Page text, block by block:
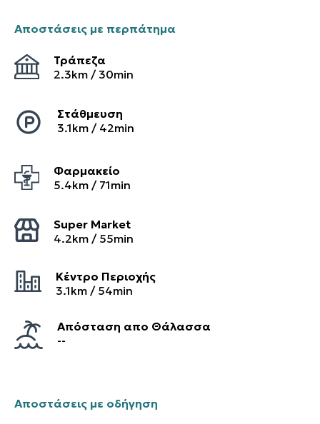
Αποστάσεις με περπάτημα
Τράπεζα
2.3km / 30min
Στάθμευση
3.1km / 42min
Φαρμακείο
5.4km / 71min
Super Market
4.2km / 55min
Κέντρο Περιοχής
3.1km / 54min
Απόσταση απο Θάλασσα
--
Αποστάσεις με οδήγηση